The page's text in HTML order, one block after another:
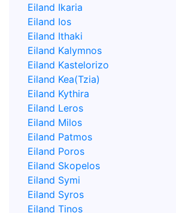
Eiland Ikaria
Eiland Ios
Eiland Ithaki
Eiland Kalymnos
Eiland Kastelorizo
Eiland Kea(Tzia)
Eiland Kythira
Eiland Leros
Eiland Milos
Eiland Patmos
Eiland Poros
Eiland Skopelos
Eiland Symi
Eiland Syros
Eiland Tinos